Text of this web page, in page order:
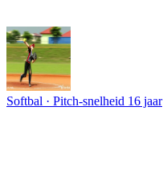
Softbal · Pitch-snelheid 16 jaar